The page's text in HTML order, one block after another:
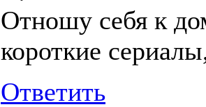
Отношу себя к
короткие
Ответить